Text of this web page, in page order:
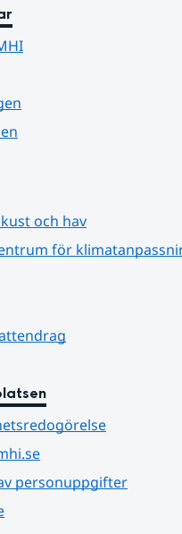
och hav
för
personuppgifter